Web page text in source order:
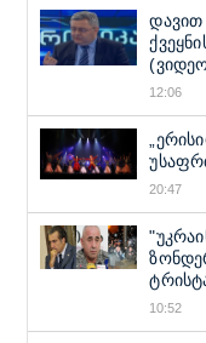
დავით
12:06
20:47
10:52